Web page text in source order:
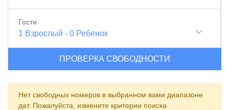
Гости
1 Взрослый - 0 Ребенок
ПРОВЕРКА СВОБОДНОСТИ
Нет свободных номеров в выбранном вами диапазоне
дат. Пожалуйста, измените критерии поиска